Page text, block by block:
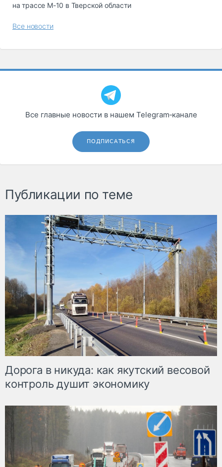
на трассе М-10 в Тверской области
Все новости
Все главные новости в нашем Telegram‑канале
ПОДПИСАТЬСЯ
Публикации по теме
Дорога в никуда: как якутский весовой
контроль душит экономику